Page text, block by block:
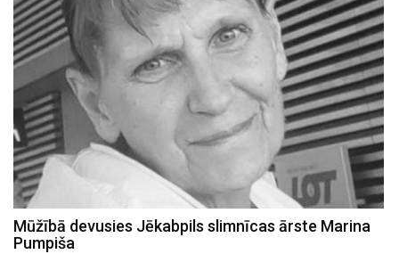
Mūžībā devusies Jēkabpils slimnīcas ārste Marina
Pumpiša